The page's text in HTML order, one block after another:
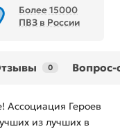
Более 15000
ПВЗ в России
0 Вопрос-
Ассоциация Героев
из лучших в